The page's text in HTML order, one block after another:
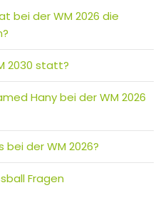
bei der WM 2026 die
2030 statt?
Hany bei der WM 2026
der WM 2026?
Fragen